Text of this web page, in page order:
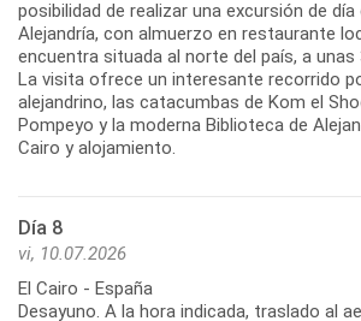
posibilidad de realizar una excursión de
Alejandría, con almuerzo en restaurante
encuentra situada al norte del país, a unas
La visita ofrece un interesante recorrido
alejandrino, las catacumbas de Kom el
Pompeyo y la moderna Biblioteca de
Cairo y alojamiento.
Día 8
vi, 10.07.2026
El Cairo - España
Desayuno. A la hora indicada, traslado al